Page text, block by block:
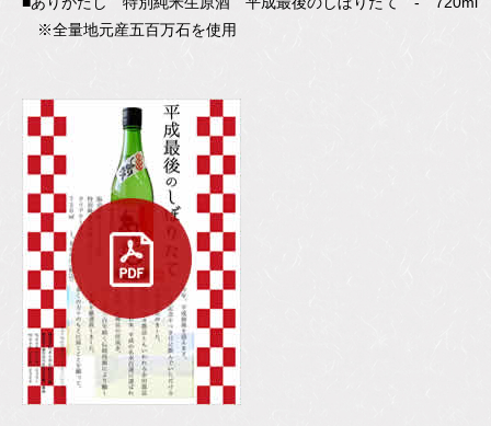
※全量地元産五百万石を使用